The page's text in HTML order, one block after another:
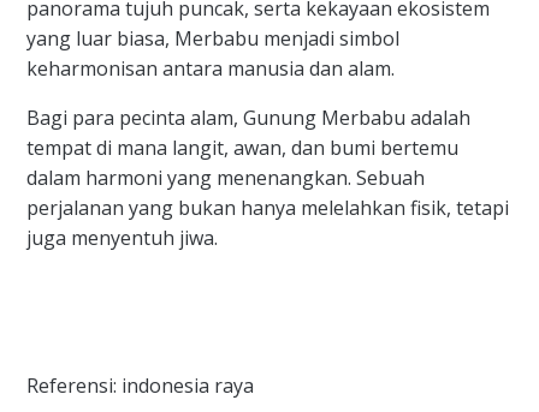
panorama tujuh puncak, serta kekayaan ekosistem
yang luar biasa, Merbabu menjadi simbol
keharmonisan antara manusia dan alam.
​Bagi para pecinta alam, Gunung Merbabu adalah
tempat di mana langit, awan, dan bumi bertemu
dalam harmoni yang menenangkan. Sebuah
perjalanan yang bukan hanya melelahkan fisik, tetapi
juga menyentuh jiwa.
Referensi: indonesia raya